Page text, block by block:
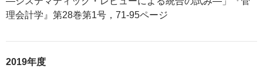
理会計学』第28巻第1号，71-95ページ
2019年度